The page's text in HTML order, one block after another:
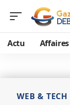
Actu Affaires
WEB & TECH